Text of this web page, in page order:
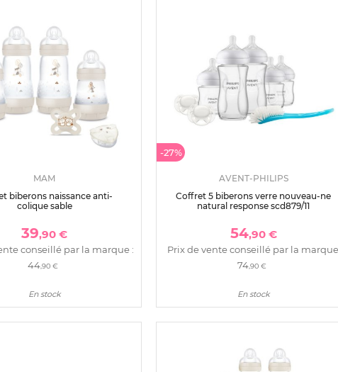
MAM
biberons naissance anti-
colique sable
39,90 €
conseillé par la marque :
44,90 €
En stock
-27%
AVENT-PHILIPS
Coffret 5 biberons verre nouveau-ne
natural response scd879/11
54,90 €
Prix de vente conseillé par la
74,90 €
En stock